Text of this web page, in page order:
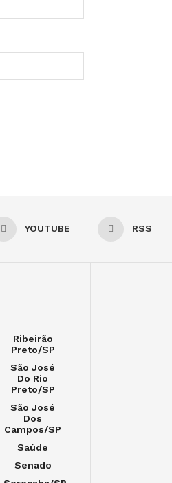
YOUTUBE RSS
Ribeirão
Preto/SP
São José
Do Rio
Preto/SP
São José
Dos
Campos/SP
Saúde
Senado